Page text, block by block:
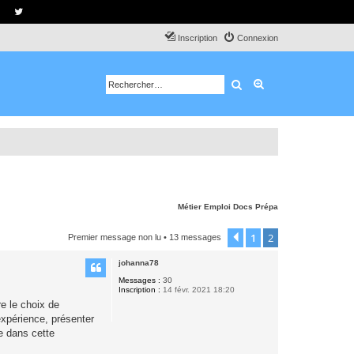
Connexion
Inscription
Rechercher
Métier Emploi Docs Prépa
Premier message non lu • 13 messages Précédent
1 2
johanna78
Messages : 30
Inscription : 14 févr. 2021 18:20
le choix de
présenter
dans cette